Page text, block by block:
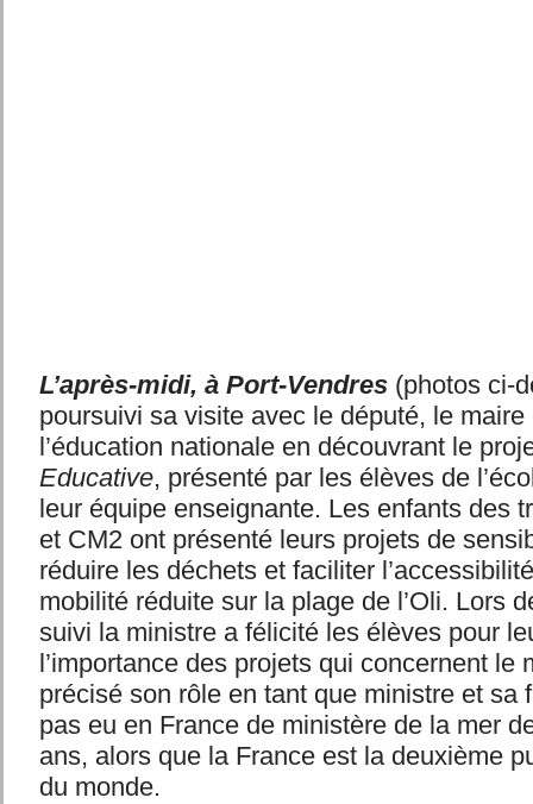
L’après-midi, à Port-Vendres(photos ci-
poursuivi sa visite avec le député, le
l’éducation nationale en découvrant le
Educative, présenté par les élèves de
leur équipe enseignante. Les enfants des
et CM2 ont présenté leurs projets de
réduire les déchets et faciliter
mobilité réduite sur la plage de l’Oli. Lors
suivi la ministre a félicité les élèves pour
l’importance des projets qui concernent le
précisé son rôle en tant que ministre et sa
pas eu en France de ministère de la mer
ans, alors que la France est la deuxième
du monde.